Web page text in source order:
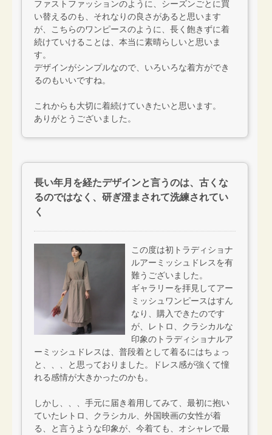
ファストファッションのように、シーズンごとに買
い替えるのも、それなりの良さがあると思います
が、こちらのワンピースのように、長く飽きずに着
続けていけることは、本当に素晴らしいと思いま
す。
デザインがシンプルなので、いろいろな着方ができ
るのもいいですね。
これからも大切に着続けていきたいと思います。
ありがとうございました。
長い年月を経たデザインと言うのは、古くな
るのではなく、研ぎ澄まされて洗練されてい
く
この度は初トラディショナ
ルアーミッシュドレスを有
難うございました。
ギャラリーを拝見してアー
ミッシュワンピースはすん
なり、購入できたのです
が、レトロ、クラシカルな
印象のトラディショナルア
ーミッシュドレスは、普段着として着るにはちょっ
と、、、と思っておりました。ドレス感が強くて憧
れる感情が大きかったのかも。
しかし、、、手元に届き着用してみて、最初に抱い
ていたレトロ、クラシカル、外国映画の女性が着
る、と言うような印象が、今着ても、オシャレで最